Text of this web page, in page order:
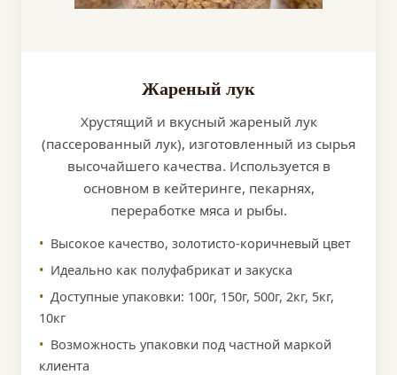
Жареный лук
Хрустящий и вкусный жареный лук
(пассерованный лук), изготовленный из сырья
высочайшего качества. Используется в
основном в кейтеринге, пекарнях,
переработке мяса и рыбы.
Высокое качество, золотисто-коричневый цвет
Идеально как полуфабрикат и закуска
Доступные упаковки: 100г, 150г, 500г, 2кг, 5кг,
10кг
Возможность упаковки под частной маркой
клиента